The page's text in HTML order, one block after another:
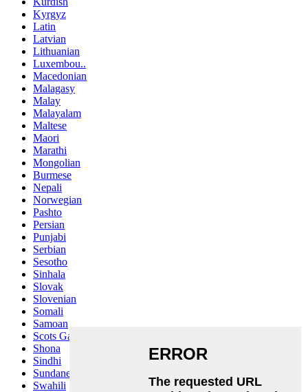
Kyrgyz
Latin
Latvian
Lithuanian
Luxembou..
Macedonian
Malagasy
Malay
Malayalam
Maltese
Maori
Marathi
Mongolian
Burmese
Nepali
Norwegian
Pashto
Persian
Punjabi
Serbian
Sesotho
Sinhala
Slovak
Slovenian
Somali
Samoan
Scots Gaelic
Shona
Sindhi
Sundanese
Swahili